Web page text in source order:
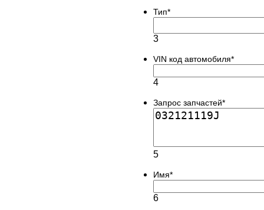
Тип*
3
VIN код автомобиля*
4
Запрос запчастей*
5
Имя*
6